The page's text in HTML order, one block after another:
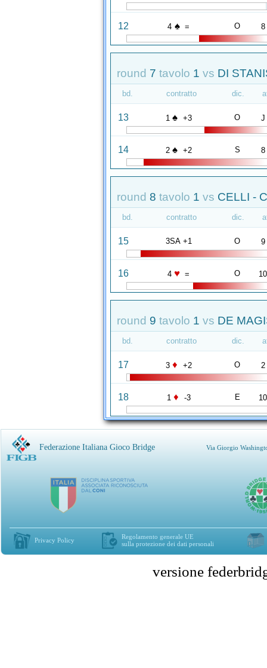
12 4 ♠ = O 8
round 7 tavolo 1 vs DI
bd. contratto dic.
13 1 ♠ +3 O J
14 2 ♠ +2 S 8
round 8 tavolo 1 vs CELLI -
bd. contratto dic.
15 3SA +1 O 9
16 4 ♥ = O 10
round 9 tavolo 1 vs DE
bd. contratto dic.
17 3 ♦ +2 O 2
18 1 ♦ -3 E 10
Federazione Italiana Gioco Bridge Via Giorgio
Privacy Policy
Regolamento generale UE
sulla protezione dei dati personali
versione